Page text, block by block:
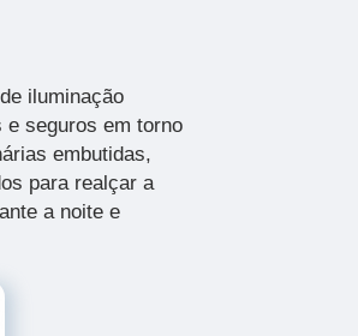
iluminação
e seguros em torno
embutidas,
para realçar a
a noite e